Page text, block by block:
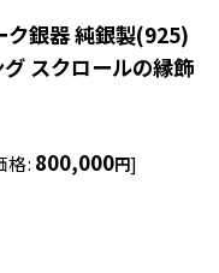
ク銀器 純銀製(925)
スクロールの縁飾
格: 800,000円]